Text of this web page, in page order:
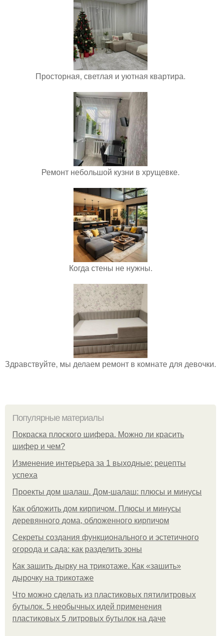
Просторная, светлая и уютная квартира.
Ремонт небольшой кузни в хрущевке.
Когда стены не нужны.
Здравствуйте, мы делаем ремонт в комнате для девочки.
Популярные материалы
Покраска плоского шифера. Можно ли красить
шифер и чем?
Изменение интерьера за 1 выходные: рецепты
успеха
Проекты дом шалаш. Дом-шалаш: плюсы и минусы
Как обложить дом кирпичом. Плюсы и минусы
деревянного дома, обложенного кирпичом
Секреты создания функционального и эстетичного
огорода и сада: как разделить зоны
Как зашить дырку на трикотаже. Как «зашить»
дырочку на трикотаже
Что можно сделать из пластиковых пятилитровых
бутылок. 5 необычных идей применения
пластиковых 5 литровых бутылок на даче